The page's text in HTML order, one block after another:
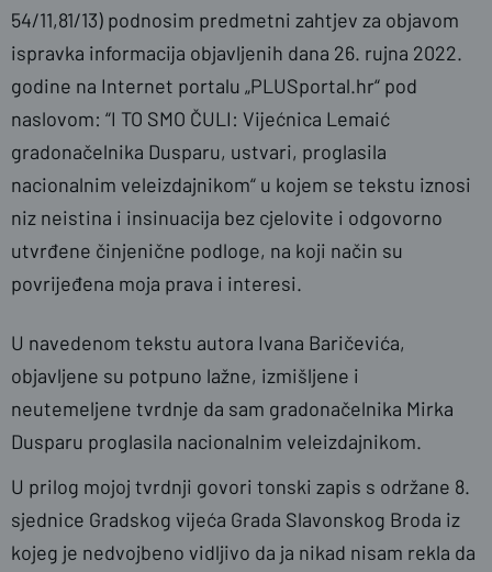
54/11,81/13) podnosim predmetni zahtjev za objavom
ispravka informacija objavljenih dana 26. rujna 2022.
godine na Internet portalu „PLUSportal.hr“ pod
naslovom: “I TO SMO ČULI: Vijećnica Lemaić
gradonačelnika Dusparu, ustvari, proglasila
nacionalnim veleizdajnikom“ u kojem se tekstu iznosi
niz neistina i insinuacija bez cjelovite i odgovorno
utvrđene činjenične podloge, na koji način su
povrijeđena moja prava i interesi.
U navedenom tekstu autora Ivana Baričevića,
objavljene su potpuno lažne, izmišljene i
neutemeljene tvrdnje da sam gradonačelnika Mirka
Dusparu proglasila nacionalnim veleizdajnikom.
U prilog mojoj tvrdnji govori tonski zapis s održane 8.
sjednice Gradskog vijeća Grada Slavonskog Broda iz
kojeg je nedvojbeno vidljivo da ja nikad nisam rekla da